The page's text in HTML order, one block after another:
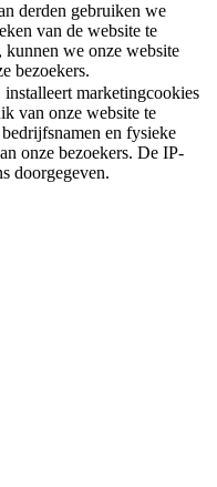
derden gebruiken we
van de website te
we onze website
bezoekers.
installeert marketingcookies
van onze website te
en fysieke
onze bezoekers. De IP-
doorgegeven.